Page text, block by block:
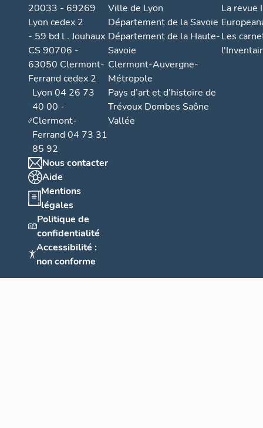
20033 - 69269
Lyon cedex 2
- 59 bd L. Jouhaux
CS 90706 -
63050 Clermont-
Ferrand cedex 2
Lyon 04 26 73
40 00 -
Clermont-
Ferrand 04 73 31
85 92
Nous contacter
Aide
Mentions
légales
Politique de
confidentialité
Accessibilité :
non conforme
Ville de Lyon
Département de la Savoie
Département de la Haute-
Savoie
Clermont-Auvergne-
Métropole
Pays d’art et d’histoire de
Trévoux Dombes Saône
Vallée
La revue
Les